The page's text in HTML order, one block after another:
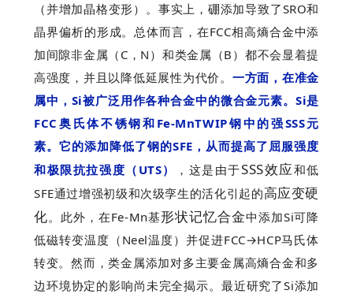
（并增加晶格变形）。事实上，硼添加导致了SRO和
晶界偏析的形成。总体而言，在FCC相高熵合金中添
加间隙非金属（C，N）和类金属（B）都不会显着提
高强度，并且以降低延展性为代价。 一方面，在准金
属中，Si被广泛用作各种合金中的微合金元素。Si是
FCC奥氏体不锈钢和Fe-MnTWIP钢中的强SSS元
素。它的添加降低了钢的SFE，从而提高了屈服强度
和极限抗拉强度（UTS） ，这是由于SSS效应和低
SFE通过增强初级和次级孪生的活化引起的高应变硬
化。此外，在Fe-Mn基形状记忆合金中添加Si可降
低磁转变温度（Neel温度）并促进FCC→HCP马氏体
转变。然而，类金属添加对多主要金属高熵合金和多
边环境协定的影响尚未完全揭示。最近研究了Si添加